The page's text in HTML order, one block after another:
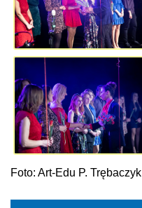
Foto: Art-Edu P. Trębaczyk